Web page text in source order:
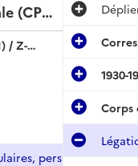
Correspondance politique et commerciale (CPCOM) / Z-Europe / Bulgarie
Correspondance politique et commerciale (CPCOM) / Z-Europe / Bulgarie
Légation de France, consulats, agences consulaires, personnel diplomatique et consulaire.
1930-
Corps